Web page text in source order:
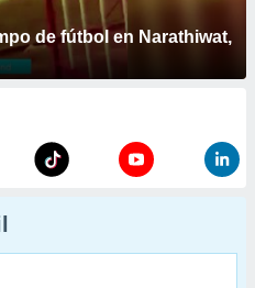
de fútbol en Narathiwat,